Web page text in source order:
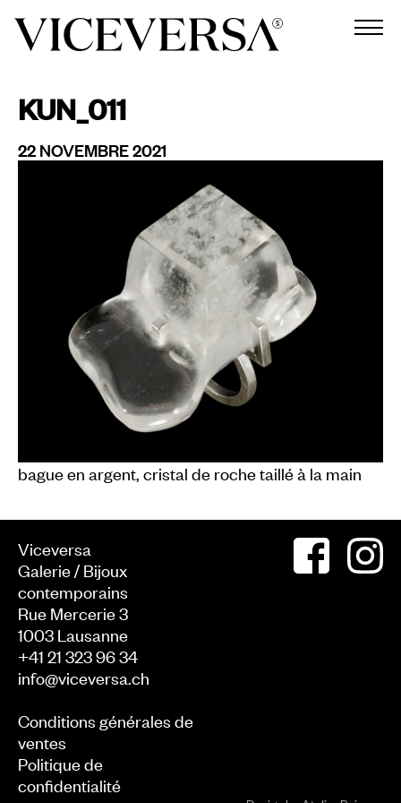
KUN_011
22 NOVEMBRE 2021
bague en argent, cristal de roche taillé à la main
Viceversa
Galerie / Bijoux
contemporains
Rue Mercerie 3
1003 Lausanne
+41 21 323 96 34
info@viceversa.ch
Conditions générales de
ventes
Politique de
confidentialité